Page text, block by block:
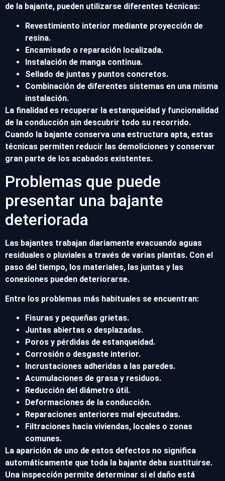
de la bajante, pueden utilizarse diferentes técnicas:
Revestimiento interior mediante proyección de
resina.
Encamisado o reparación localizada.
Instalación de manga continua.
Sellado de juntas y puntos concretos.
Combinación de diferentes sistemas en una misma
instalación.
La finalidad es recuperar la estanqueidad y funcionalidad
de la conducción sin descubrir todo su recorrido.
Cuando la bajante conserva una estructura apta, estas
técnicas permiten reducir las demoliciones y conservar
gran parte de los acabados existentes.
Problemas que puede
presentar una bajante
deteriorada
Las bajantes trabajan diariamente evacuando aguas
residuales o pluviales a través de varias plantas. Con el
paso del tiempo, los materiales, las juntas y las
conexiones pueden deteriorarse.
Entre los problemas más habituales se encuentran:
Fisuras y pequeñas grietas.
Juntas abiertas o desplazadas.
Poros y pérdidas de estanqueidad.
Corrosión o desgaste interior.
Incrustaciones adheridas a las paredes.
Acumulaciones de grasa y residuos.
Reducción del diámetro útil.
Deformaciones de la conducción.
Reparaciones anteriores mal ejecutadas.
Filtraciones hacia viviendas, locales o zonas
comunes.
La aparición de uno de estos defectos no significa
automáticamente que toda la bajante deba sustituirse.
Una inspección permite determinar si el daño está